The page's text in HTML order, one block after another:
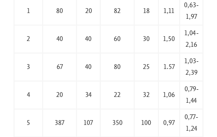
1 80 20 82 18 1,11
0,63-
1,97
2 40 40 60 30 1,50
1,04-
2,16
3 67 40 80 25 1.57
1,03-
2,39
4 20 34 22 32 1,06
0,79-
1,44
5 387 107 350 100 0,97
0,77-
1,24